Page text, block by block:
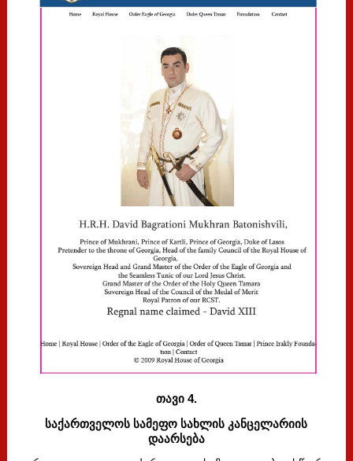
თავი 4.
საქართველოს სამეფო სახლის კანცელარიის
დაარსება